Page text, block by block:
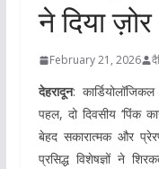
ने दिया ज़ोर
February 21, 2026
देहरादून:
पहल, दो दिवसीय
बेहद सकारात्मक और
प्रसिद्ध विशेषज्ञों ने